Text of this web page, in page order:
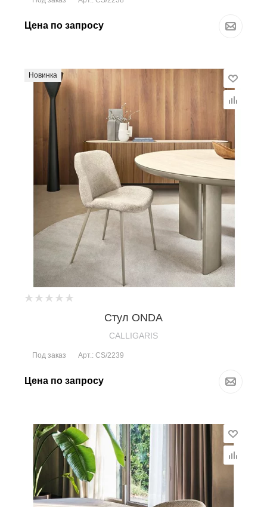
Цена по запросу
Новинка
Стул ONDA
CALLIGARIS
Под заказ Арт.: CS/2239
Цена по запросу